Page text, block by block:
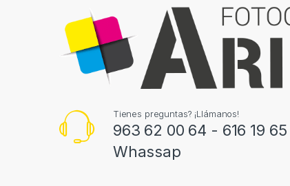
Tienes preguntas? ¡Llámanos!
963 62 00 64 - 616 19 65
Whassap